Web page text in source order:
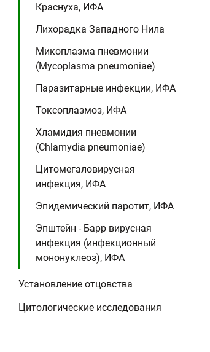
Краснуха, ИФА
Лихорадка Западного Нила
Микоплазма пневмонии
(Mycoplasma pneumoniae)
Паразитарные инфекции, ИФА
Токсоплазмоз, ИФА
Хламидия пневмонии
(Chlamydia pneumoniae)
Цитомегаловирусная
инфекция, ИФА
Эпидемический паротит, ИФА
Эпштейн - Барр вирусная
инфекция (инфекционный
мононуклеоз), ИФА
Установление отцовства
Цитологические исследования